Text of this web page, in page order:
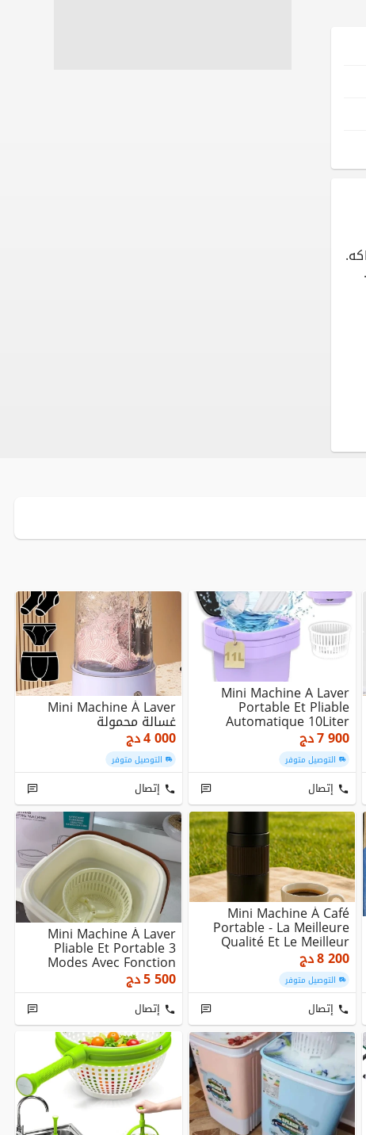
Mini Machine A Laver
Portable Et Pliable
Automatique 10Liter
7 900دج
التوصيل متوفر
إتصال
Mini Machine À Laver
غسالة محمولة
4 000دج
التوصيل متوفر
إتصال
Mini Machine À Café
Portable - La Meilleure
Qualité Et Le Meilleur
Prix Sur Le M...
8 200دج
التوصيل متوفر
إتصال
Mini Machine À Laver
Pliable Et Portable 3
Modes Avec Fonction
Déshydratation غس...
5 500دج
إتصال